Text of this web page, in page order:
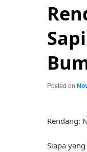
Posted on
Rendang:
Siapa